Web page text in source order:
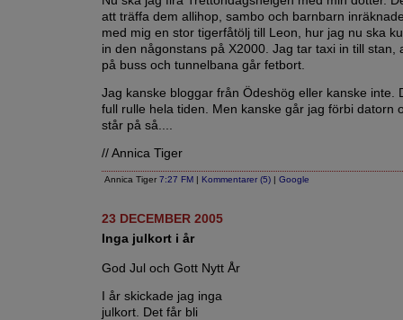
att träffa dem allihop, sambo och barnbarn
med mig en stor tigerfåtölj till Leon, hur jag nu ska
in den någonstans på X2000. Jag tar taxi in till stan,
på buss och tunnelbana går fetbort.
Jag kanske bloggar från Ödeshög eller kanske inte.
full rulle hela tiden. Men kanske går jag förbi datorn
står på så....
// Annica Tiger
Annica Tiger 7:27 FM | Kommentarer (5) | Google
23 DECEMBER 2005
Inga julkort i år
God Jul och Gott Nytt År
I år skickade jag inga
julkort. Det får bli